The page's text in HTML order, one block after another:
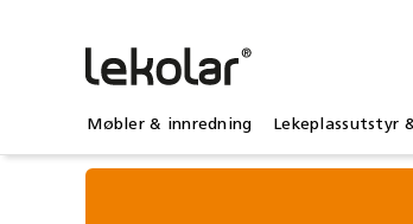
Møbler & innredning Lekeplassutstyr